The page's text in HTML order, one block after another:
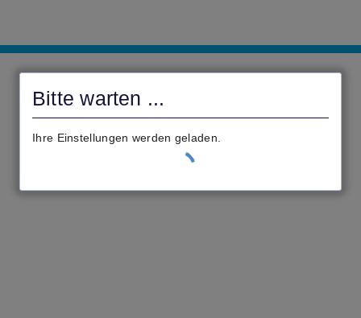
Bitte warten ...
Ihre Einstellungen werden geladen.